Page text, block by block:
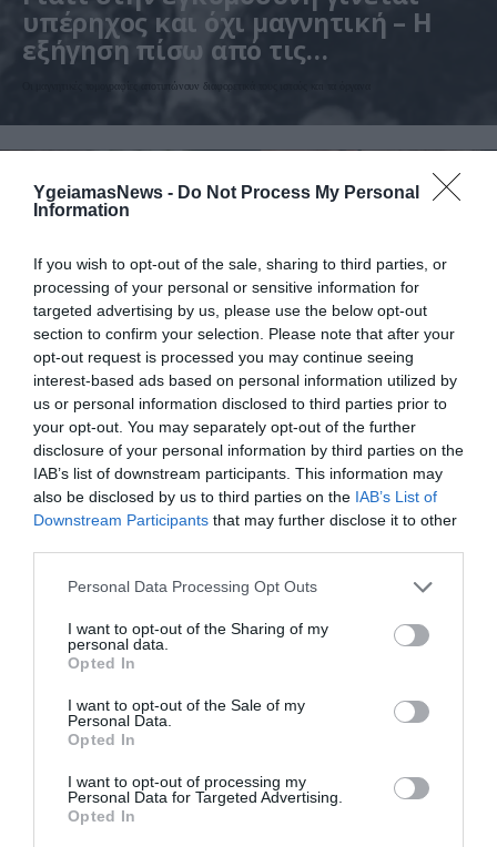
YgeiamasNews - Do Not Process My Personal
Information
If you wish to opt-out of the sale, sharing to third parties, or
processing of your personal or sensitive information for
targeted advertising by us, please use the below opt-out
section to confirm your selection. Please note that after your
opt-out request is processed you may continue seeing
interest-based ads based on personal information utilized by
us or personal information disclosed to third parties prior to
your opt-out. You may separately opt-out of the further
disclosure of your personal information by third parties on the
IAB’s list of downstream participants. This information may
also be disclosed by us to third parties on the IAB’s List of
Downstream Participants that may further disclose it to other
Please note that this website/app uses one or more Google
not limited to your visit or usage behaviour. You may click to
grant or deny consent to Google and its third-party tags to
use your data for below specified purposes in below Google
consent section.
Personal Data Processing Opt Outs
I want to opt-out of the Sharing of my
personal data.
Opted In
I want to opt-out of the Sale of my
Personal Data.
Opted In
I want to opt-out of processing my
Personal Data for Targeted Advertising.
Opted In
υπέρηχος και όχι μαγνητική – Η
εξήγηση πίσω από τις
«τρομακτικές» εικόνες των
Οι μαγνητικές τομογραφίες αποτυπώνουν διαφορετικά τους ιστούς και τα όργανα
08.05.2026 15:01
Εγκεφαλικό: 50% χαμηλότερος
κίνδυνος για όσες γέννησαν